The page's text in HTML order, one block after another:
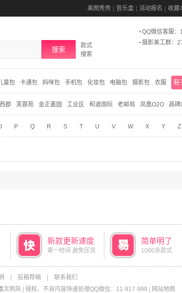
美图秀秀 音乐盒 活动报名 收藏
搜索
款式
搜索
QQ微信客服
摄影美工群：
童包 卡通包 妈咪包 手机包 化妆包 电脑包 摄影包 衣服 鞋
郡 芙蓉苑 金正嘉园 工业区 和道国际 老邮局 凤凰O2O 高碑
P Q R S T U V W X Y Z
新款更新速度
第一时间 避免压货
简单明了
1000余款式
投稿荐稿
联系我们
文明风| 侵权、不良内容快速处理QQ微信：11-917-999
网站地图